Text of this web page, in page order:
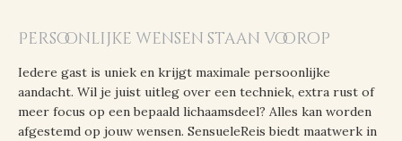
Persoonlijke wensen staan voorop
Iedere gast is uniek en krijgt maximale persoonlijke
aandacht. Wil je juist uitleg over een techniek, extra rust of
meer focus op een bepaald lichaamsdeel? Alles kan worden
afgestemd op jouw wensen. SensueleReis biedt maatwerk in